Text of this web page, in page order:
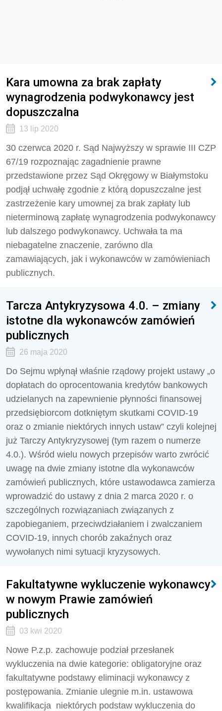
Kara umowna za brak zapłaty
wynagrodzenia podwykonawcy jest
dopuszczalna
13 lip 2020
30 czerwca 2020 r. Sąd Najwyższy w sprawie III CZP
67/19 rozpoznając zagadnienie prawne
przedstawione przez Sąd Okręgowy w Białymstoku
podjął uchwałę zgodnie z którą dopuszczalne jest
zastrzeżenie kary umownej za brak zapłaty lub
nieterminową zapłatę wynagrodzenia podwykonawcy
lub dalszego podwykonawcy. Uchwała ta ma
niebagatelne znaczenie, zarówno dla
zamawiających, jak i wykonawców w zamówieniach
publicznych.
Tarcza Antykryzysowa 4.0. – zmiany
istotne dla wykonawców zamówień
publicznych
26 maja 2020
Do Sejmu wpłynął właśnie rządowy projekt ustawy „o
dopłatach do oprocentowania kredytów bankowych
udzielanych na zapewnienie płynności finansowej
przedsiębiorcom dotkniętym skutkami COVID-19
oraz o zmianie niektórych innych ustaw” czyli kolejnej
już Tarczy Antykryzysowej (tym razem o numerze
4.0.). Wśród wielu nowych przepisów warto zwrócić
uwagę na dwie zmiany istotne dla wykonawców
zamówień publicznych, które ustawodawca zamierza
wprowadzić do ustawy z dnia 2 marca 2020 r. o
szczególnych rozwiązaniach związanych z
zapobieganiem, przeciwdziałaniem i zwalczaniem
COVID-19, innych chorób zakaźnych oraz
wywołanych nimi sytuacji kryzysowych.
Fakultatywne wykluczenie wykonawcy
w nowym Prawie zamówień
publicznych
03 kwi 2020
Nowe P.z.p. zachowuje podział przesłanek
wykluczenia na dwie kategorie: obligatoryjne oraz
fakultatywne podstawy eliminacji wykonawcy z
postępowania. Zmianie ulegnie m.in. ustawowa
kwalifikacja niektórych podstaw wykluczenia do